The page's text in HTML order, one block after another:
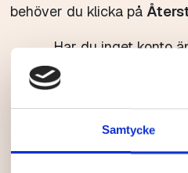
Samtycke
behöver du klicka på
Har du inget konto